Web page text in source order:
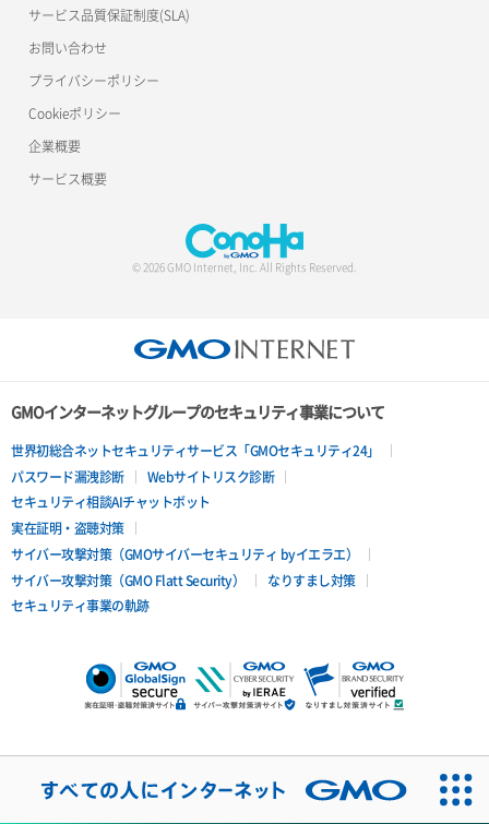
サービス品質保証制度(SLA)
お問い合わせ
プライバシーポリシー
Cookieポリシー
企業概要
サービス概要
© 2026 GMO Internet, Inc. All Rights Reserved.
GMOインターネットグループのセキュリティ事業について
世界初総合ネットセキュリティサービス「GMOセキュリティ24」
パスワード漏洩診断
Webサイトリスク診断
セキュリティ相談AIチャットボット
実在証明・盗聴対策
サイバー攻撃対策（GMOサイバーセキュリティ byイエラエ）
サイバー攻撃対策（GMO Flatt Security）
なりすまし対策
セキュリティ事業の軌跡